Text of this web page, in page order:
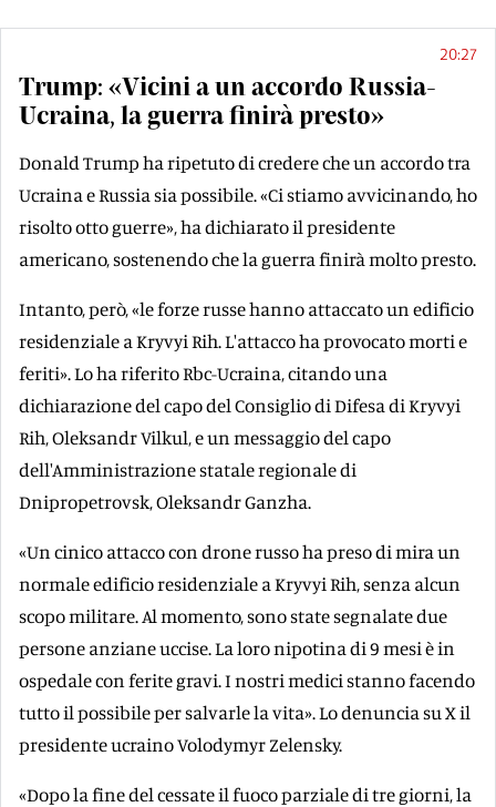
20:27
Trump: «Vicini a un accordo Russia-
Ucraina, la guerra finirà presto»
Donald Trump ha ripetuto di credere che un accordo tra
Ucraina e Russia sia possibile. «Ci stiamo avvicinando, ho
risolto otto guerre», ha dichiarato il presidente
americano, sostenendo che la guerra finirà molto presto.
Intanto, però, «le forze russe hanno attaccato un edificio
residenziale a Kryvyi Rih. L'attacco ha provocato morti e
feriti». Lo ha riferito Rbc-Ucraina, citando una
dichiarazione del capo del Consiglio di Difesa di Kryvyi
Rih, Oleksandr Vilkul, e un messaggio del capo
dell'Amministrazione statale regionale di
Dnipropetrovsk, Oleksandr Ganzha.
«Un cinico attacco con drone russo ha preso di mira un
normale edificio residenziale a Kryvyi Rih, senza alcun
scopo militare. Al momento, sono state segnalate due
persone anziane uccise. La loro nipotina di 9 mesi è in
ospedale con ferite gravi. I nostri medici stanno facendo
tutto il possibile per salvarle la vita». Lo denuncia su X il
presidente ucraino Volodymyr Zelensky.
«Dopo la fine del cessate il fuoco parziale di tre giorni, la